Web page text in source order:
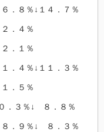
．８％↓１４．７％
４％
１％
．４％↓１１．３％
５％
．３％↓ ８．８％
↓ ８．３％